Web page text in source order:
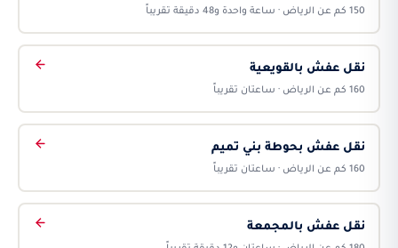
150 كم عن الرياض · ساعة واحدة و48 دقيقة تقريباً
نقل عفش بالقويعية
160 كم عن الرياض · ساعتان تقريباً
نقل عفش بحوطة بني تميم
160 كم عن الرياض · ساعتان تقريباً
نقل عفش بالمجمعة